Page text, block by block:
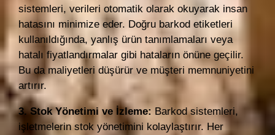
sistemleri, verileri otomatik olarak okuyarak insan
hatasını minimize eder. Doğru barkod etiketleri
kullanıldığında, yanlış ürün tanımlamaları veya
hatalı fiyatlandırmalar gibi hataların önüne geçilir.
Bu da maliyetleri düşürür ve müşteri memnuniyetini
artırır.
3. Stok Yönetimi ve İzleme: Barkod sistemleri,
işletmelerin stok yönetimini kolaylaştırır. Her